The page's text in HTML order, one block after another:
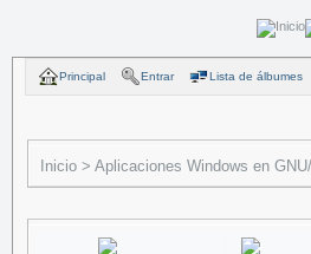
Principal Entrar Lista de álbumes
Inicio > Aplicaciones Windows en